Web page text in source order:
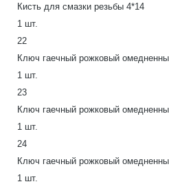
Кисть для смазки резьбы 4*14
1 шт.
22
Ключ гаечный рожковый
1 шт.
23
Ключ гаечный рожковый
1 шт.
24
Ключ гаечный рожковый
1 шт.